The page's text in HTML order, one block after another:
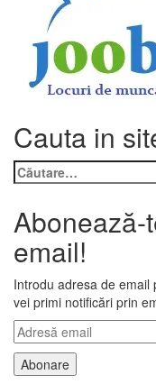
Cauta in
Caută
după:
Abonează-
email!
Introdu adresa de
vei primi notificări prin
Adresă
email
Abonare